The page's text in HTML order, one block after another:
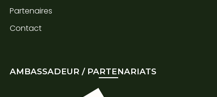
Partenaires
Contact
AMBASSADEUR / PARTENARIATS